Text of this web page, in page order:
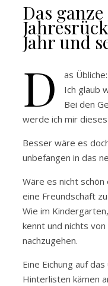
Das
Jahr und
D
as
Ich glaub
Bei den
werde ich mir dieses
Besser wäre es
unbefangen in das
Wäre es nicht
eine Freundschaft
Wie im
kennt und nichts
nachzugehen.
Eine Eichung auf
Hinterlisten kämen